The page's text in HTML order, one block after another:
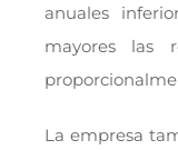
anuales
mayores las
La empresa